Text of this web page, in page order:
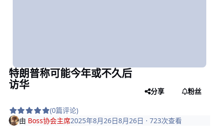
特朗普称可能今年或不久后
访华
(0篇评论)
分享 粉丝
由 Boss协会主席2025年8月26日8月26日 · 723次查看